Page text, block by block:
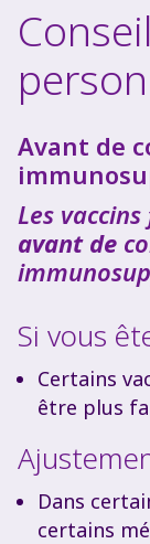
Avant de
Les
avant de
Si vous
Certains
être plus
Dans
certains